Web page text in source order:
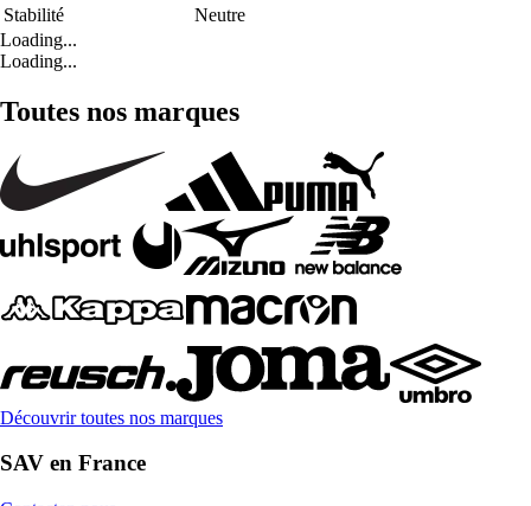
Stabilité
Neutre
Loading...
Loading...
Toutes nos marques
Découvrir toutes nos marques
SAV en France